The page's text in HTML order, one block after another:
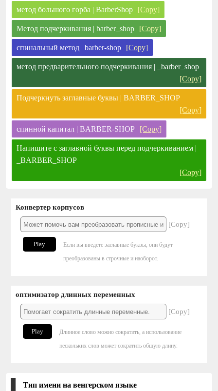
метод большого горба | BarberShop [Copy]
Метод подчеркивания | barber_shop [Copy]
спинальный метод | barber-shop [Copy]
метод предварительного подчеркивания | _barber_shop
[Copy]
Подчеркнуть заглавные буквы | BARBER_SHOP
[Copy]
спинной капитал | BARBER-SHOP [Copy]
Напишите с заглавной буквы перед подчеркиванием |
_BARBER_SHOP
[Copy]
Конвертер корпусов
[Copy]
Play
Если вы введете заглавные буквы, они будут
преобразованы в строчные и наоборот.
оптимизатор длинных переменных
[Copy]
Play
Длинное слово можно сократить, а использование
нескольких слов может сократить общую длину.
Тип имени на венгерском языке